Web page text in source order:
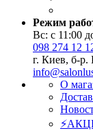
Режим
Вс: с 11:00
098 274 12
г. Киев, б-р.
О